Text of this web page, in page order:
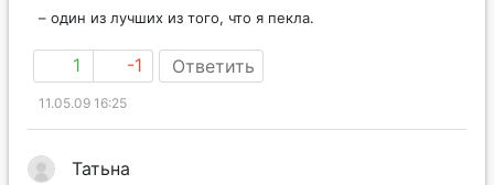
– один из лучших из того, что я пекла.
1 -1 Ответить
11.05.09 16:25
Татьна